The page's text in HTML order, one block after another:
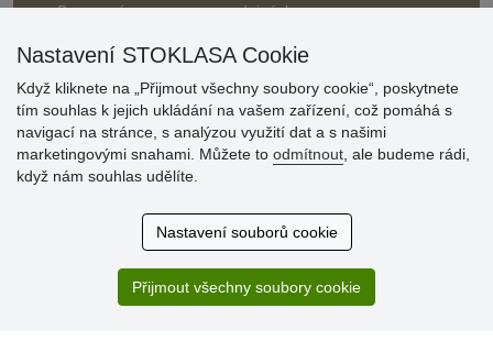
» Bonusový program na prodejnách
Hodnocení
Nastavení STOKLASA Cookie
Když kliknete na „Přijmout všechny soubory cookie“, poskytnete
tím souhlas k jejich ukládání na vašem zařízení, což pomáhá s
navigací na stránce, s analýzou využití dat a s našimi
marketingovými snahami. Můžete to odmítnout , ale budeme rádi,
když nám souhlas udělíte.
Nastavení souborů cookie
Přijmout všechny soubory cookie